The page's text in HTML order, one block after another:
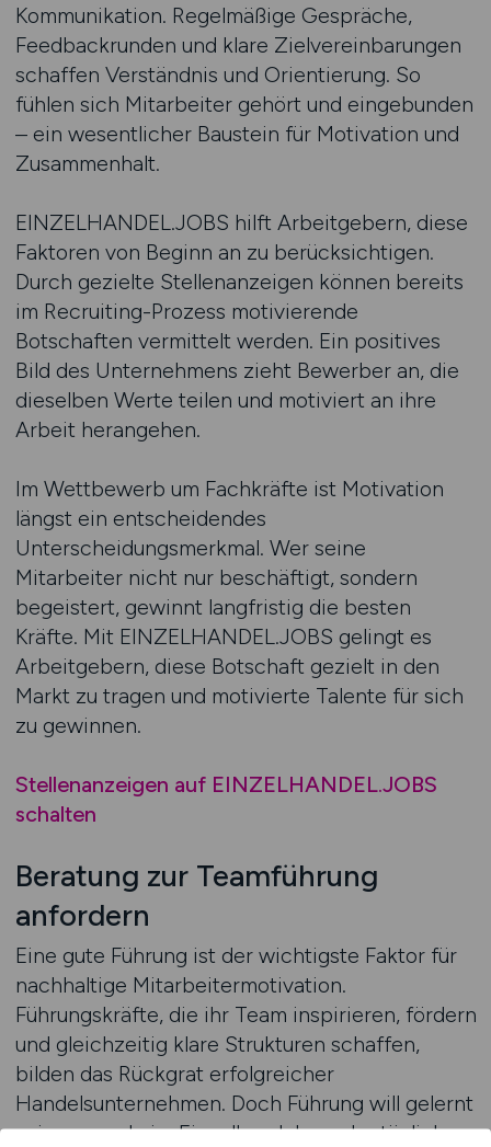
Kommunikation. Regelmäßige Gespräche,
Feedbackrunden und klare Zielvereinbarungen
schaffen Verständnis und Orientierung. So
fühlen sich Mitarbeiter gehört und eingebunden
– ein wesentlicher Baustein für Motivation und
Zusammenhalt.
EINZELHANDEL.JOBS hilft Arbeitgebern, diese
Faktoren von Beginn an zu berücksichtigen.
Durch gezielte Stellenanzeigen können bereits
im Recruiting-Prozess motivierende
Botschaften vermittelt werden. Ein positives
Bild des Unternehmens zieht Bewerber an, die
dieselben Werte teilen und motiviert an ihre
Arbeit herangehen.
Im Wettbewerb um Fachkräfte ist Motivation
längst ein entscheidendes
Unterscheidungsmerkmal. Wer seine
Mitarbeiter nicht nur beschäftigt, sondern
begeistert, gewinnt langfristig die besten
Kräfte. Mit EINZELHANDEL.JOBS gelingt es
Arbeitgebern, diese Botschaft gezielt in den
Markt zu tragen und motivierte Talente für sich
zu gewinnen.
Stellenanzeigen auf EINZELHANDEL.JOBS
schalten
Beratung zur Teamführung
anfordern
Eine gute Führung ist der wichtigste Faktor für
nachhaltige Mitarbeitermotivation.
Führungskräfte, die ihr Team inspirieren, fördern
und gleichzeitig klare Strukturen schaffen,
bilden das Rückgrat erfolgreicher
Handelsunternehmen. Doch Führung will gelernt
sein – gerade im Einzelhandel, wo der tägliche